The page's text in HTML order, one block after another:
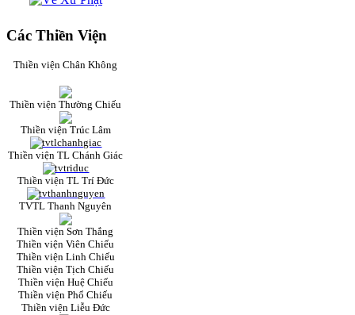
Các Thiền Viện
Thiền viện Chân Không
Thiền viện Thường Chiếu
Thiền viện Trúc Lâm
Thiền viện TL Chánh Giác
Thiền viện TL Trí Đức
TVTL Thanh Nguyên
Thiền viện Sơn Thắng
Thiền viện Viên Chiếu
Thiền viện Linh Chiếu
Thiền viện Tịch Chiếu
Thiền viện Huệ Chiếu
Thiền viện Phổ Chiếu
Thiền viện Liễu Đức